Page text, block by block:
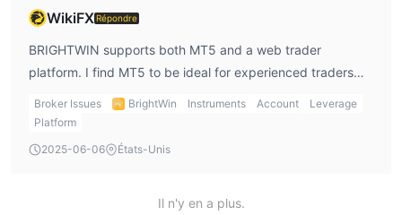
WikiFXRépondre
BRIGHTWIN supports both MT5 and a web trader
platform. I find MT5 to be ideal for experienced traders
like me because it offers advanced charting tools and
better trade execution. However, web trader is more
suitable for beginners, and I appreciate that BRIGHTWIN
Broker Issues BrightWin Instruments Account
Leverage
Platform
2025-06-06
États-Unis
Il n'y en a plus.